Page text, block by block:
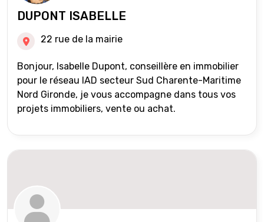
DUPONT ISABELLE
22 rue de la mairie
Bonjour, Isabelle Dupont, conseillère en immobilier
pour le réseau IAD secteur Sud Charente-Maritime
Nord Gironde, je vous accompagne dans tous vos
projets immobiliers, vente ou achat.